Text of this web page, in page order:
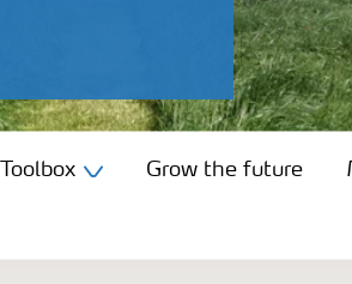
Toolbox Grow the future